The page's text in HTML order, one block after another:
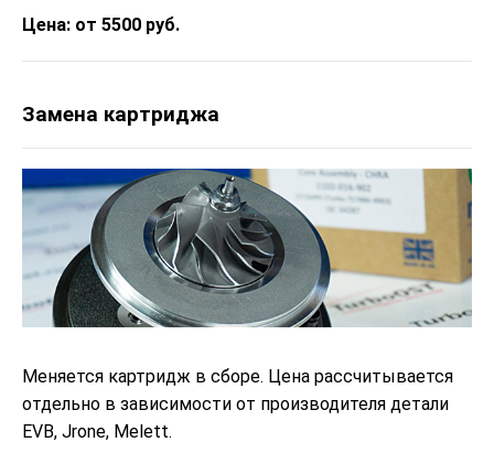
Цена: от 5500 руб.
Замена картриджа
Меняется картридж в сборе. Цена рассчитывается
отдельно в зависимости от производителя детали
EVB, Jrone, Melett.